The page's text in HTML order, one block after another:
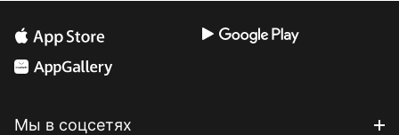
Мы в соцсетях